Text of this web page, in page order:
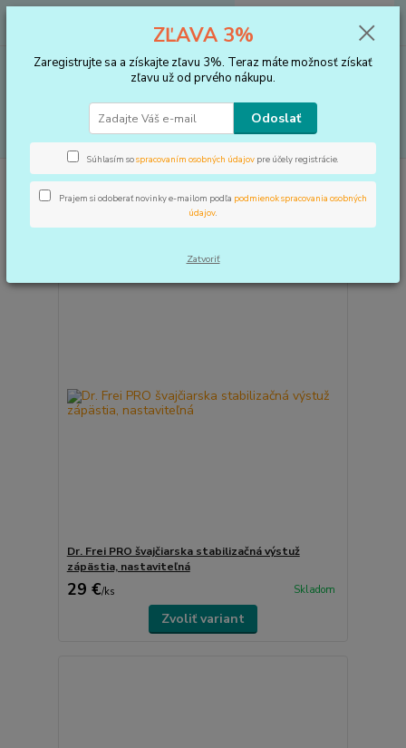
za0 €
Výrobca: Dr. Frei PRO
Dr. Frei PRO švajčiarska stabilizačná výstuž
zápästia, nastaviteľná
29 €/ks Skladom
Zvoliť variant
ZĽAVA 3%
Zaregistrujte sa a získajte zľavu 3%. Teraz máte možnosť získať
zľavu už od prvého nákupu.
Odoslať
Súhlasím sospracovaním osobných údajov pre účely registrácie.
Prajem si odoberať novinky e-mailom podľa podmienok spracovania osobných
údajov.
Zatvoriť